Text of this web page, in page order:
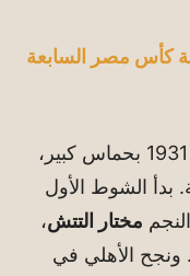
كأس مصر السابعة
دخل الفريقان الملعب في 26 يونيو 1931 بحماس كبير،
بدأ الشوط الأول
مختار التتش،
ونجح الأهلي في